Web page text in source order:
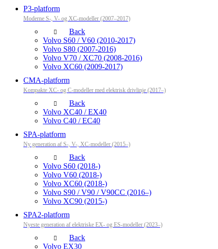
P3-platform
Moderne S-, V- og XC-modeller (2007–2017)
Back
Volvo S60 / V60 (2010-2017)
Volvo S80 (2007-2016)
Volvo V70 / XC70 (2008-2016)
Volvo XC60 (2009-2017)
CMA-platform
Kompakte XC- og C-modeller med elektrisk drivlinje (2017–)
Back
Volvo XC40 / EX40
Volvo C40 / EC40
SPA-platform
Ny generation af S-, V-, XC-modeller (2015–)
Back
Volvo S60 (2018-)
Volvo V60 (2018-)
Volvo XC60 (2018-)
Volvo S90 / V90 / V90CC (2016–)
Volvo XC90 (2015-)
SPA2-platform
Nyeste generation af elektriske EX- og ES-modeller (2023–)
Back
Volvo EX30